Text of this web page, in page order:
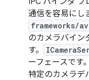
通信を容易にし
frameworks/
のカメラバイン
す。
ーフェースです。
特定のカメラデ